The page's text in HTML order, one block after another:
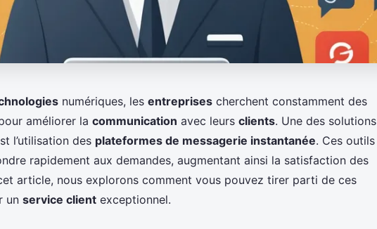
numériques, les entreprises cherchent constamment des
améliorer la communication avec leurs clients. Une des solutions
l’utilisation des plateformes de messagerie instantanée. Ces outils
rapidement aux demandes, augmentant ainsi la satisfaction des
article, nous explorons comment vous pouvez tirer parti de ces
un service client exceptionnel.